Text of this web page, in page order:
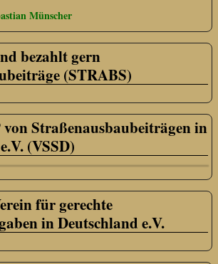
Münscher
bezahlt gern
(STRABS)
von Straßenausbaubeiträgen in
(VSSD)
für gerechte
in Deutschland e.V.